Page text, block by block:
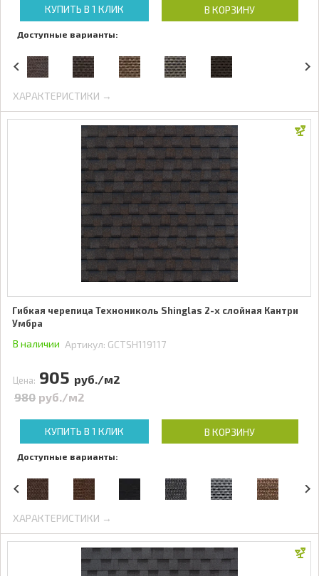
КУПИТЬ В 1 КЛИК В КОРЗИНУ
Доступные варианты:
ХАРАКТЕРИСТИКИ →
Гибкая черепица Технониколь Shinglas 2-х слойная Кантри
Умбра
В наличии Артикул: GCTSH119117
Цена: 905 руб./м2
980 руб./м2
КУПИТЬ В 1 КЛИК В КОРЗИНУ
Доступные варианты:
ХАРАКТЕРИСТИКИ →